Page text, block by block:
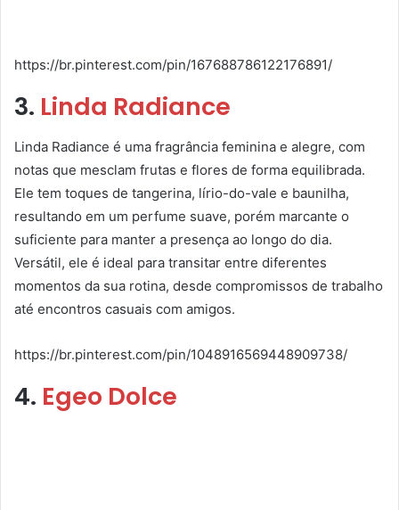
https://br.pinterest.com/pin/167688786122176891/
3. Linda Radiance
Linda Radiance é uma fragrância feminina e alegre, com
notas que mesclam frutas e flores de forma equilibrada.
Ele tem toques de tangerina, lírio-do-vale e baunilha,
resultando em um perfume suave, porém marcante o
suficiente para manter a presença ao longo do dia.
Versátil, ele é ideal para transitar entre diferentes
momentos da sua rotina, desde compromissos de trabalho
até encontros casuais com amigos.
https://br.pinterest.com/pin/1048916569448909738/
4. Egeo Dolce